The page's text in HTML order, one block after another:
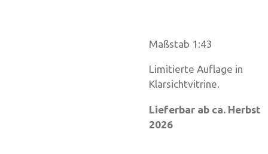
Maßstab 1:43
Limitierte Auflage in
Klarsichtvitrine.
Lieferbar ab ca. Herbst
2026